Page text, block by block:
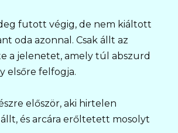
futott végig, de nem kiáltott
oda azonnal. Csak állt az
a jelenetet, amely túl abszurd
elsőre felfogja.
először, aki hirtelen
és arcára erőltetett mosolyt